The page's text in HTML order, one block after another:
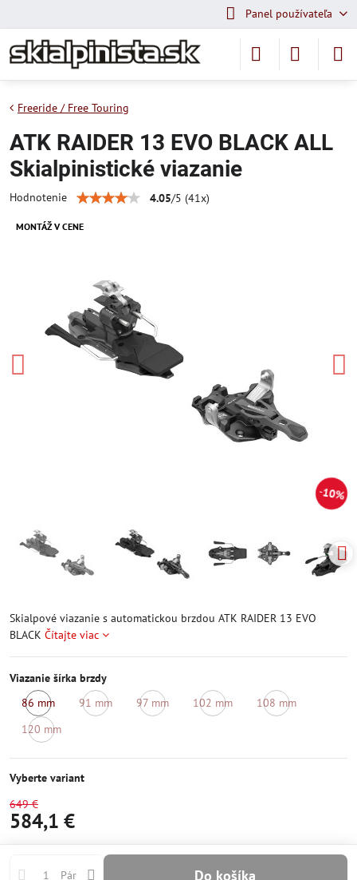
Panel používateľa
MONTÁŽ V CENE
10%
Freeride / Free Touring
ATK RAIDER 13 EVO BLACK ALL
Skialpinistické viazanie
Hodnotenie 4.05/5 (41x)
Skialpové viazanie s automatickou brzdou ATK RAIDER 13 EVO
BLACK Čítajte viac
Viazanie šírka brzdy
86 mm
Skladom
91 mm
97 mm
102 mm
108 mm
120 mm
Vyberte variant
649 €
584,1 €
Pár Do košíka